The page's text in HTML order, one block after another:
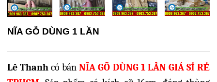
NĨA GỖ DÙNG 1 LẦN
Lê Thanhcó bánNĨA GỖ DÙNG 1 LẦN GIÁ SỈ RẺ